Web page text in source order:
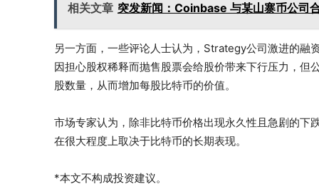
相关文章 突发新闻：Coinbase 与某山寨币公司
另一方面，一些评论人士认为，Strategy公司激进的融
因担心股权稀释而抛售股票会给股价带来下行压力，
股数量，从而增加每股比特币的价值。
市场专家认为，除非比特币价格出现永久性且急剧的下
在很大程度上取决于比特币的长期表现。
*本文不构成投资建议。